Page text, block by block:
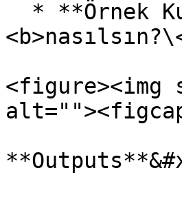
<figure><img